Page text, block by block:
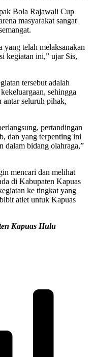
Bola Rajawali Cup
masyarakat sangat
yang telah melaksanakan
kegiatan ini,” ujar Sis,
tersebut adalah
sehingga
antar seluruh pihak,
pertandingan
dan yang terpenting ini
dalam bidang olahraga,”
mencari dan melihat
di Kabupaten Kapuas
ke tingkat yang
atlet untuk Kapuas
Kapuas Hulu